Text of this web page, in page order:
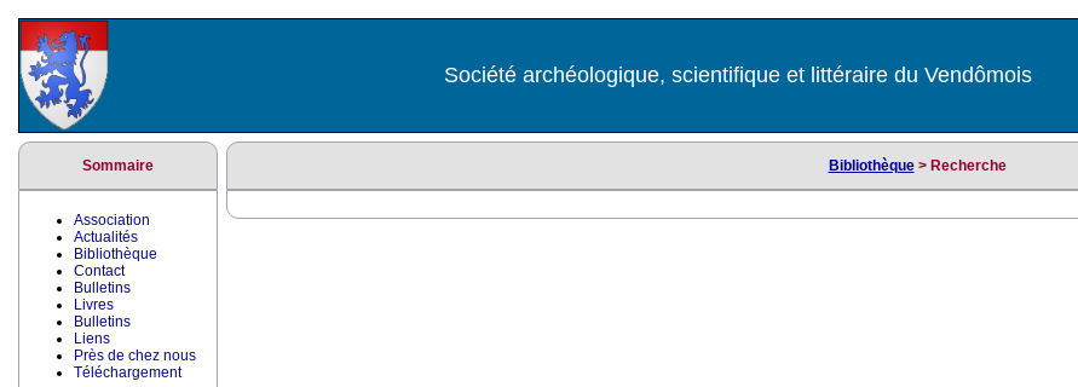
Société archéologique, scientifique et littéraire du Vendômois
Sommaire
Association
Actualités
Bibliothèque
Contact
Bulletins
Livres
Bulletins
Liens
Près de chez nous
Téléchargement
Bibliothèque> Recherche